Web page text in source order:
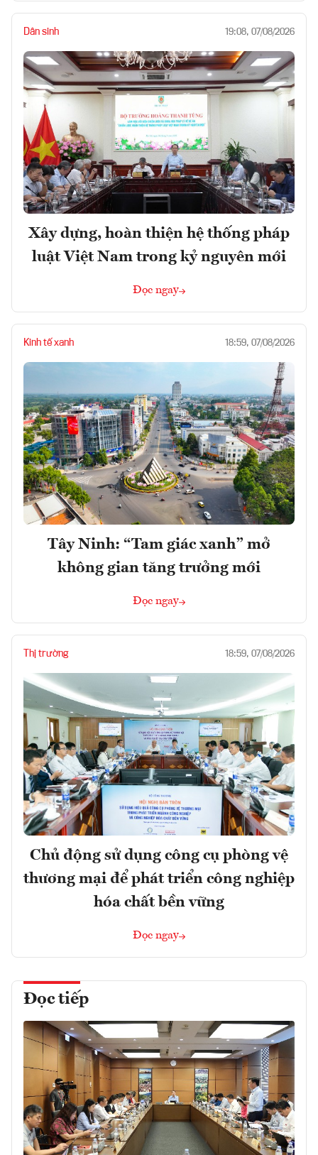
Dân sinh 19:08, 07/08/2026
Xây dựng, hoàn thiện hệ thống pháp
luật Việt Nam trong kỷ nguyên mới
Đọc ngay
Kinh tế xanh 18:59, 07/08/2026
Tây Ninh: “Tam giác xanh” mở
không gian tăng trưởng mới
Đọc ngay
Thị trường 18:59, 07/08/2026
Chủ động sử dụng công cụ phòng vệ
thương mại để phát triển công nghiệp
hóa chất bền vững
Đọc ngay
Đọc tiếp